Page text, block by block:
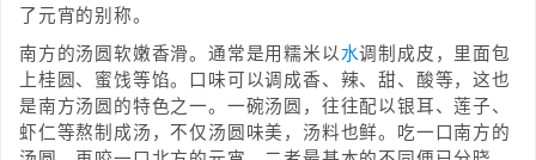
了元宵的别称。
南方的汤圆软嫩香滑。通常是用糯米以 水调制成皮，里面包
上桂圆、蜜饯等馅。口味可以调成香、辣、甜、酸等，这也
是南方汤圆的特色之一。一碗汤圆，往往配以银耳、莲子、
虾仁等熬制成汤，不仅汤圆味美，汤料也鲜。吃一口南方的